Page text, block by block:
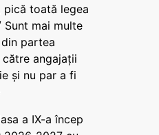
pică toată legea
Sunt mai multe
partea
către angajații
și nu par a fi
a IX-a încep